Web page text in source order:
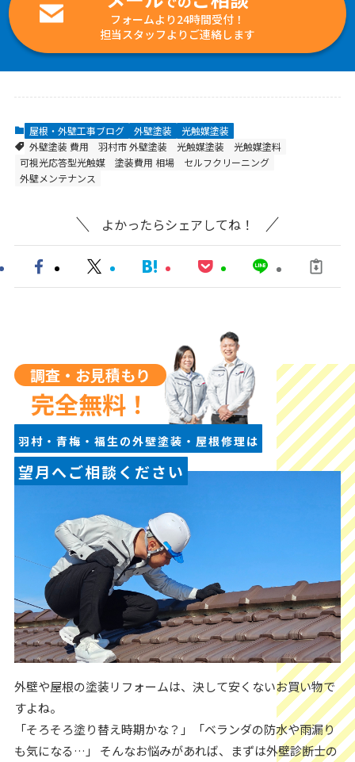
フォームより24時間受付！
担当スタッフよりご連絡します
屋根・外壁工事ブログ 外壁塗装
光触媒塗装
外壁塗装 費用
羽村市 外壁塗装 光触媒塗装
光触媒塗料
可視光応答型光触媒
塗装費用 相場
セルフクリーニング
外壁メンテナンス
よかったらシェアしてね！
調査・お見積もり
完全無料！
羽村・青梅・福生の外壁塗装・屋根修理は
望月へご相談ください
外壁や屋根の塗装リフォームは、決して安くないお買い物で
すよね。
「そろそろ塗り替え時期かな？」「ベランダの防水や雨漏り
も気になる…」 そんなお悩みがあれば、まずは外壁診断士の